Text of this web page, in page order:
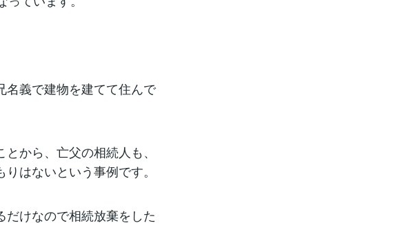
名義で建物を建てて住んで
から、亡父の相続人も、
はないという事例です。
けなので相続放棄をした